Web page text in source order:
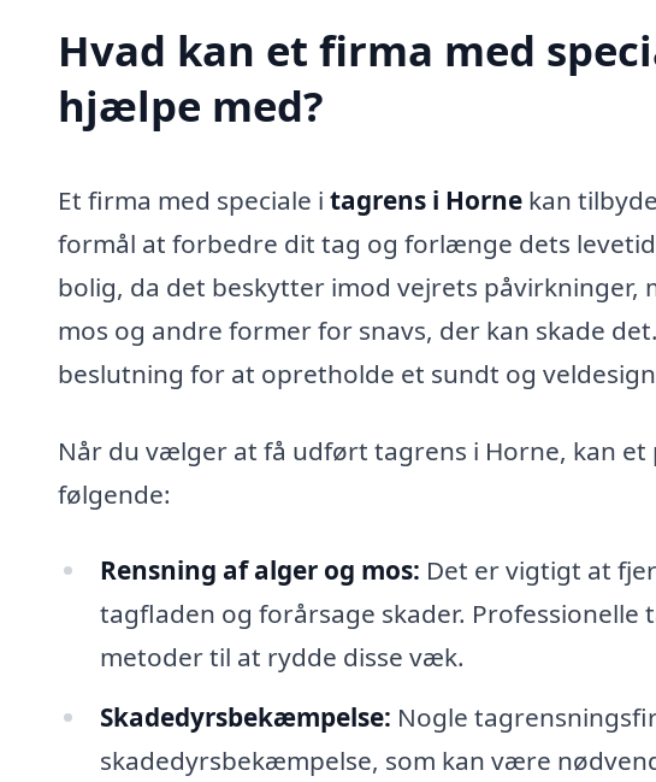
Hvad kan et firma med
hjælpe med?
Et firma med speciale i tagrens i Horne kan
formål at forbedre dit tag og forlænge dets
bolig, da det beskytter imod vejrets påvirkninger,
mos og andre former for snavs, der kan skade
beslutning for at opretholde et sundt og
Når du vælger at få udført tagrens i Horne, kan
følgende:
Rensning af alger og mos: Det er vigtigt at
tagfladen og forårsage skader.
metoder til at rydde disse væk.
Skadedyrsbekæmpelse: Nogle
skadedyrsbekæmpelse, som kan være